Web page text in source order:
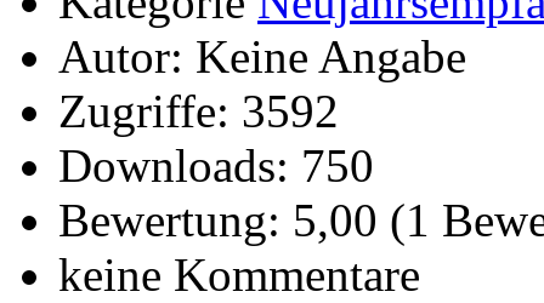
Autor: Keine Angabe
Zugriffe: 3592
Downloads: 750
Bewertung: 5,00 (1
keine Kommentare